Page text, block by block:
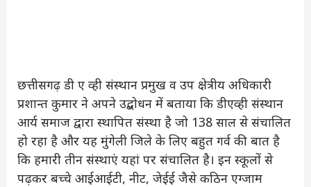
छत्तीसगढ़ डी ए व्ही संस्थान प्रमुख व उप क्षेत्रीय अधिकारी
प्रशान्त कुमार ने अपने उद्बोधन में बताया कि डीएव्ही संस्थान
आर्य समाज द्वारा स्थापित संस्था है जो 138 साल से संचालित
हो रहा है और यह मुंगेली जिले के लिए बहुत गर्व की बात है
कि हमारी तीन संस्थाएं यहां पर संचालित है। इन स्कूलों से
पढ़कर बच्चे आईआईटी, नीट, जेईई जैसे कठिन एग्जाम